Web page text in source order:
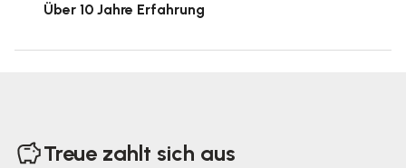
Über 10 Jahre Erfahrung
Treue zahlt sich aus